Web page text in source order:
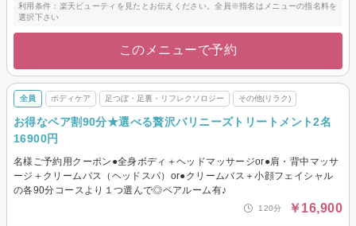
利用条件：楽天ビューティを見たとお伝えください。全員※指名はメニューの指名料を
選択下さい
このメニューで予約
全員 ボディケア 足つぼ・足裏・リフレクソロジー その他(リラク)
お得なペア割90分★選べる贅沢バリニーズトリートメント2名
16900円
名様ご予約用クーポン●全身ボディ＋ヘッドマッサージor●肩・背中マッサ
ージ＋クリームバス（ヘッドスパ）or●クリームバス＋小顔フェイシャル
の各90分コースより１つ選んで◎ペアルーム有♪
120分 ￥16,900